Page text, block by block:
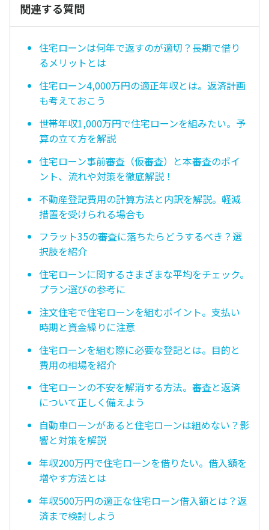
関連する質問
住宅ローンは何年で返すのが適切？長期で借り
るメリットとは
住宅ローン4,000万円の適正年収とは。返済計画
も考えておこう
世帯年収1,000万円で住宅ローンを組みたい。予
算の立て方を解説
住宅ローン事前審査（仮審査）と本審査のポイ
ント、流れや対策を徹底解説！
不動産登記費用の計算方法と内訳を解説。軽減
措置を受けられる場合も
フラット35の審査に落ちたらどうするべき？選
択肢を紹介
住宅ローンに関するさまざまな平均をチェック。
プラン選びの参考に
注文住宅で住宅ローンを組むポイント。支払い
時期と資金繰りに注意
住宅ローンを組む際に必要な登記とは。目的と
費用の相場を紹介
住宅ローンの不安を解消する方法。審査と返済
について正しく備えよう
自動車ローンがあると住宅ローンは組めない？影
響と対策を解説
年収200万円で住宅ローンを借りたい。借入額を
増やす方法とは
年収500万円の適正な住宅ローン借入額とは？返
済まで検討しよう